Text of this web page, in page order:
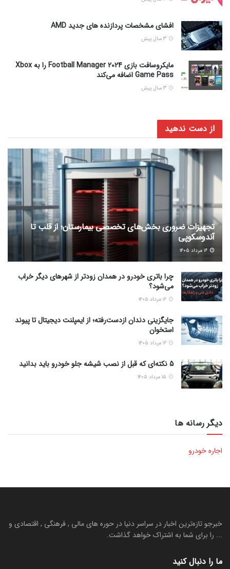
افشای مشخصات پردازنده های جدید AMD
مایکروسافت بازی Football Manager 2024 را به Xbox
Game Pass اضافه می‌کند
از دست ندهید
تجهیزات ضروری بخش‌های تخصصی بیمارستان؛ از قلب تا
آندوسکوپی
چرا باتری خودرو در همدان زودتر از شهرهای دیگر خراب
می‌شود؟
جایگزینی دندان ازدست‌رفته؛ از ایمپلنت دیجیتال تا پیوند
استخوان
5 نکته‌ای که قبل از نصب شیشه جلو خودرو باید بدانید
دیگر رسانه ها
اجاره خودرو
خبرجو تازه‌ترین اخبار در سراسر دنیا در حوره های مالی , فرهنگی , اقتصادی و
... را برای شما به اشتراک خواهد گذاشت.
ما را دنبال کنید